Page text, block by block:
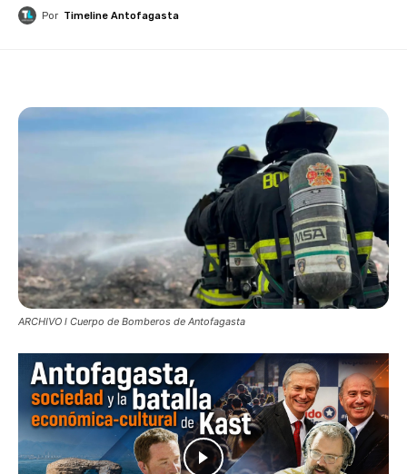
Por Timeline Antofagasta
ARCHIVO l Cuerpo de Bomberos de Antofagasta